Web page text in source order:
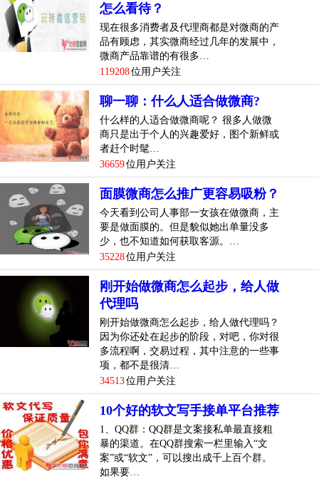
怎么看待？
现在很多消费者及代理商都是对微商的产
品有顾虑，其实微商经过几年的发展中，
微商产品靠谱的有很多…
119208位用户关注
聊一聊：什么人适合做微商?
什么样的人适合做微商呢？ 很多人做微
商只是出于个人的兴趣爱好，图个新鲜或
者赶个时髦…
36659位用户关注
面膜微商怎么推广更容易吸粉？
今天看到公司人事部一女孩在做微商，主
要是做面膜的。但是貌似她出单量没多
少，也不知道如何获取客源。…
35228位用户关注
刚开始做微商怎么起步，给人做
代理吗
刚开始做微商怎么起步，给人做代理吗？
因为你还处在起步的阶段，对吧，你对很
多流程啊，交易过程，其中注意的一些事
项，都不是很清…
34513位用户关注
10个好的软文写手接单平台推荐
1、QQ群：QQ群是文案接私单最直接粗
暴的渠道。在QQ群搜索一栏里输入“文
案”或“软文”，可以搜出成千上百个群。
如果要…